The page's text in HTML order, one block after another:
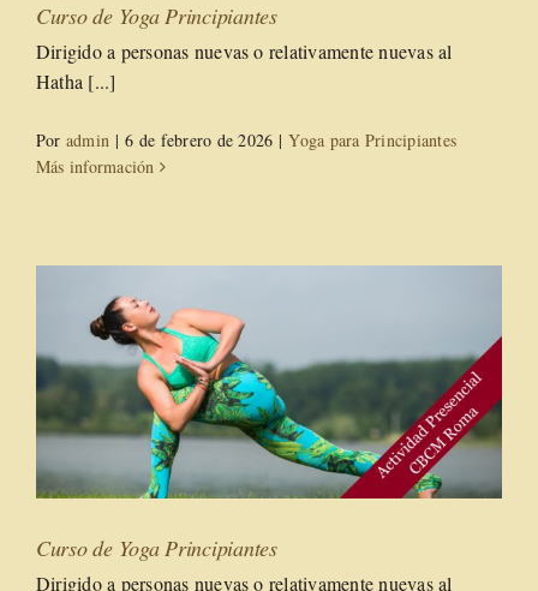
Curso de Yoga Principiantes
Dirigido a personas nuevas o relativamente nuevas al
Hatha [...]
Por admin | 6 de febrero de 2026 | Yoga para Principiantes
Más información
Curso de Yoga Principiantes
Dirigido a personas nuevas o relativamente nuevas al